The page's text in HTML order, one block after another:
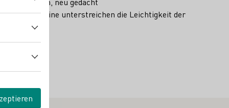
Die Weine unterstreichen die Leichtigkeit der